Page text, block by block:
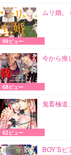
ムリ婚。
99ビュー
今から推
68ビュー
鬼畜極道
62ビュー
BOY’S